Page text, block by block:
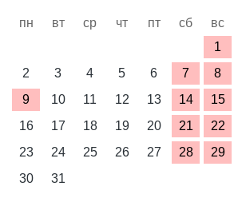
пн вт ср чт пт сб
вс
1
2
3 4 5 6 7
8
9
10 11 12 13 14
15
16
17 18 19 20 21
22
23
24 25 26 27 28
29
30
31